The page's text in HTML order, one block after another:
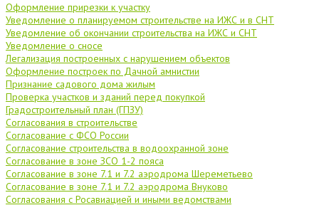
Оформление прирезки к участку
Уведомление о планируемом строительстве на ИЖС и в СНТ
Уведомление об окончании строительства на ИЖС и СНТ
Уведомление о сносе
Легализация построенных с нарушением объектов
Оформление построек по Дачной амнистии
Признание садового дома жилым
Проверка участков и зданий перед покупкой
Градостроительный план (ГПЗУ)
Согласования в строительстве
Согласование с ФСО России
Согласование строительства в водоохранной зоне
Согласование в зоне ЗСО 1-2 пояса
Согласование в зоне 7.1 и 7.2 аэродрома Шереметьево
Согласование в зоне 7.1 и 7.2 аэродрома Внуково
Согласования с Росавиацией и иными ведомствами